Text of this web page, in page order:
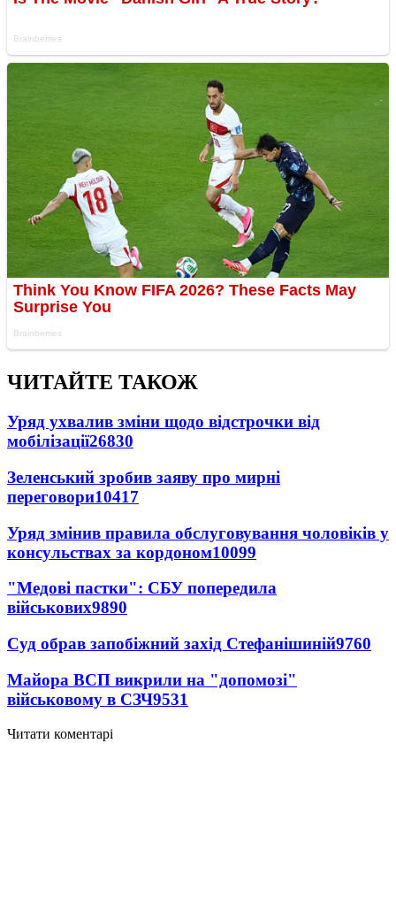
ЧИТАЙТЕ ТАКОЖ
Уряд ухвалив зміни щодо відстрочки від
мобілізації26830
Зеленський зробив заяву про мирні
переговори10417
Уряд змінив правила обслуговування чоловіків у
консульствах за кордоном10099
"Медові пастки": СБУ попередила
військових9890
Суд обрав запобіжний захід Стефанішиній9760
Майора ВСП викрили на "допомозі"
військовому в СЗЧ9531
Читати коментарі